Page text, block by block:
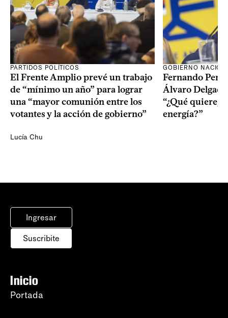
PARTIDOS POLÍTICOS
El Frente Amplio prevé un trabajo
de “mínimo un año” para lograr
una “mayor comunión entre los
votantes y la acción de gobierno”
Lucía Chu
GOBIERNO
Fernando
Álvaro
“¿Qué quiere,
energía?”
Ingresar
Suscribite
Inicio
Portada